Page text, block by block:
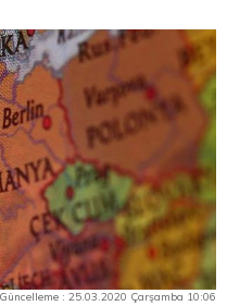
Güncelleme : 25.03.2020 Çarşamba 10:06